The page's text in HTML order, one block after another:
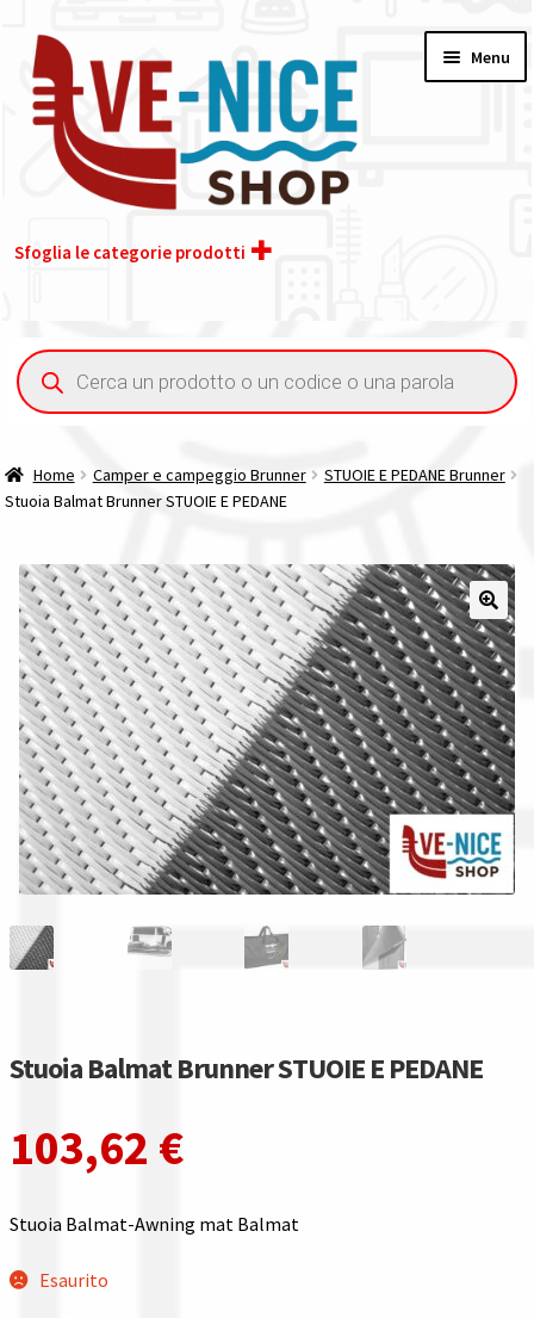
alla
navigazione
contenuto
Menu
Sfoglia le categorie prodotti
Acquisto iva 4% (agevolata)
Contatti
Il nostro gruppo acquisti
La nostra azienda
Condizioni generali
Acquisti in rete pubblica amministrazione
Assicurazione integrativa Garanzia3
Bonus fiscali 2025
Diritto di recesso
Gestione resi
Guida all’utilizzo del sito
Privacy policy
Ricerca
prodotti
Home Camper e campeggio Brunner
STUOIE E PEDANE Brunner
Stuoia Balmat Brunner STUOIE E PEDANE
Stuoia Balmat Brunner STUOIE E PEDANE
103,62 €
Stuoia Balmat-Awning mat Balmat
Esaurito